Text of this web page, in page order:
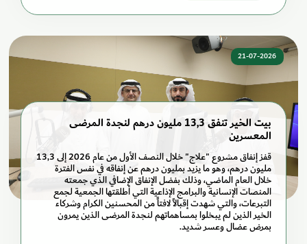
21-07-2026
بيت الخير تنفق 13,3 مليون درهم لنجدة المرضى
المعسرين
قفز إنفاق مشروع "علاج" خلال النصف الأول من عام 2026 إلى 13,3
مليون درهم، وهو ما يزيد بمليون درهم عن إنفاقه في نفس الفترة
خلال العام الماضي، وذلك بفضل الإنفاق الإضافي الذي جمعته
المنصات الإنسانية والبرامج الإذاعية التي أطلقتها الجمعية لجمع
التبرعات، والتي شهدت إقبالاً لافتاً من المحسنين الكرام وشركاء
الخير الذين لم يبخلوا بمساهماتهم لنجدة المرضى الذين يمرون
بمرض عضال وعسر شديد.